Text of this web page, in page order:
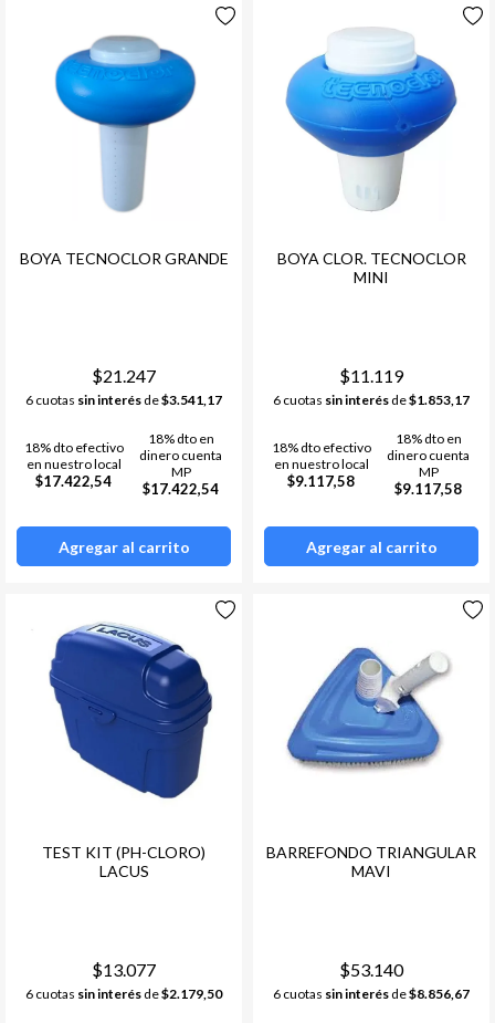
BOYA TECNOCLOR GRANDE
$21.247
6 cuotas sin interés de$3.541,17
18% dto efectivo
en nuestro local
$17.422,54
18% dto en
dinero cuenta
MP
$17.422,54
Agregar al carrito
BOYA CLOR. TECNOCLOR
MINI
$11.119
6 cuotas sin interés de$1.853,17
18% dto efectivo
en nuestro local
$9.117,58
18% dto en
dinero cuenta
MP
$9.117,58
Agregar al carrito
TEST KIT (PH-CLORO)
LACUS
$13.077
6 cuotas sin interés de$2.179,50
BARREFONDO TRIANGULAR
MAVI
$53.140
6 cuotas sin interés de$8.856,67